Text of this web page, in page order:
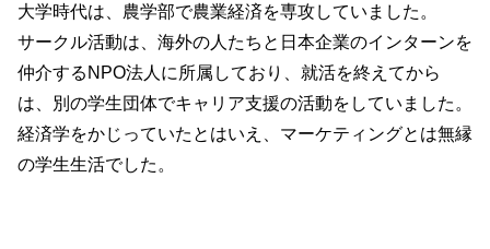
大学時代は、農学部で農業経済を専攻していました。
サークル活動は、海外の人たちと日本企業のインターンを
仲介するNPO法人に所属しており、就活を終えてから
は、別の学生団体でキャリア支援の活動をしていました。
経済学をかじっていたとはいえ、マーケティングとは無縁
の学生生活でした。